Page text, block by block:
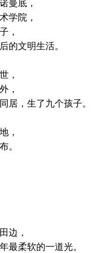
曼底，
学院，
，
的文明生活。
，
，
居，生了九个孩子。
，
。
边，
最柔软的一道光。